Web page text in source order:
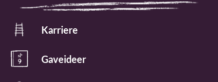
Karriere
Gaveideer